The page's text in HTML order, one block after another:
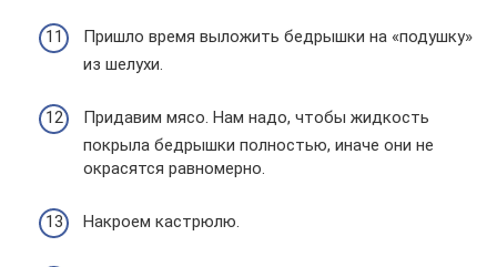
Пришло время выложить бедрышки на «подушку»
из шелухи.
Придавим мясо. Нам надо, чтобы жидкость
покрыла бедрышки полностью, иначе они не
окрасятся равномерно.
Накроем кастрюлю.